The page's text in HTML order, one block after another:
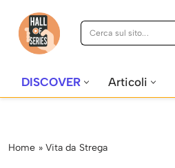
Vai
DISCOVER Articoli
Home » Vita da Strega